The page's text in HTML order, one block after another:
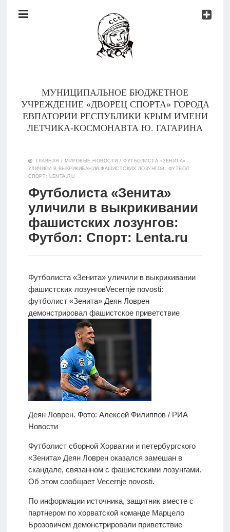
Документы
МУНИЦИПАЛЬНОЕ БЮДЖЕТНОЕ
УЧРЕЖДЕНИЕ «ДВОРЕЦ СПОРТА» ГОРОДА
ЕВПАТОРИИ РЕСПУБЛИКИ КРЫМ ИМЕНИ
ЛЕТЧИКА-КОСМОНАВТА Ю. ГАГАРИНА
Тренеры
Документы
Контакты
О
нас
Версия для
слабовидящих
ГЛАВНАЯ / МИРОВЫЕ НОВОСТИ /ФУТБОЛИСТА «ЗЕНИТА»
УЛИЧИЛИ В ВЫКРИКИВАНИИ ФАШИСТСКИХ ЛОЗУНГОВ: ФУТБОЛ:
СПОРТ: LENTA.RU
Футболиста «Зенита»
уличили в выкрикивании
фашистских лозунгов:
Футбол: Спорт: Lenta.ru
Футболиста «Зенита» уличили в выкрикивании
фашистских лозунговVecernje novosti:
футболист «Зенита» Деян Ловрен
демонстрировал фашистское приветствие
Деян Ловрен. Фото: Алексей Филиппов / РИА
Новости
Футболист сборной Хорватии и петербургского
«Зенита» Деян Ловрен оказался замешан в
скандале, связанном с фашистскими лозунгами.
Об этом сообщает Vecernje novosti.
По информации источника, защитник вместе с
партнером по хорватской команде Марцело
Брозовичем демонстрировали приветствие